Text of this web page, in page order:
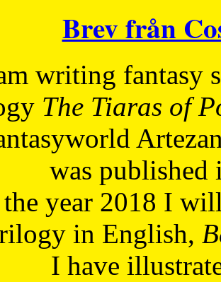
Brev från
writing fantasy
The Tiaras of
was published
year 2018 I
in English,
I have